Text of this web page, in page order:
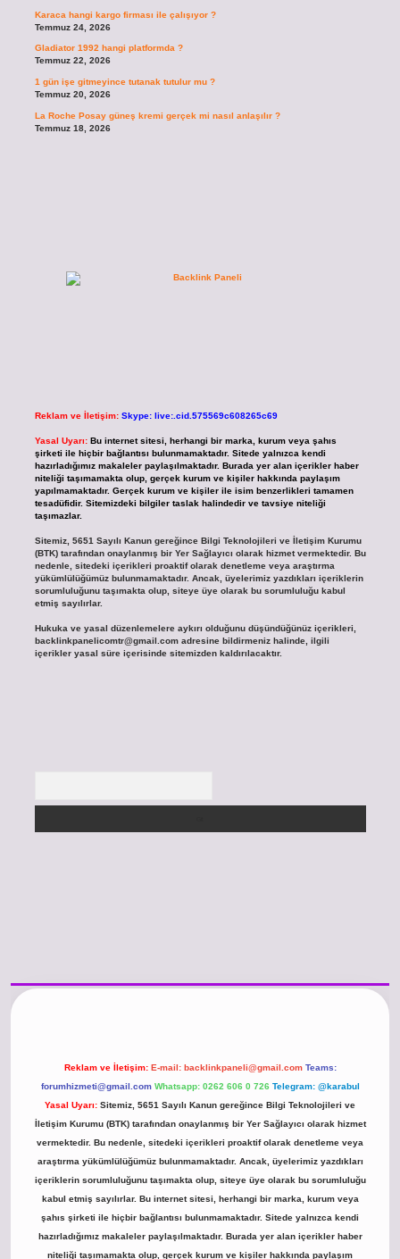
Karaca hangi kargo firması ile çalışıyor ?
Temmuz 24, 2026
Gladiator 1992 hangi platformda ?
Temmuz 22, 2026
1 gün işe gitmeyince tutanak tutulur mu ?
Temmuz 20, 2026
La Roche Posay güneş kremi gerçek mi nasıl anlaşılır ?
Temmuz 18, 2026
Reklam ve İletişim: Skype: live:.cid.575569c608265c69
Yasal Uyarı: Bu internet sitesi, herhangi bir marka, kurum veya şahıs
şirketi ile hiçbir bağlantısı bulunmamaktadır. Sitede yalnızca kendi
hazırladığımız makaleler paylaşılmaktadır. Burada yer alan içerikler haber
niteliği taşımamakta olup, gerçek kurum ve kişiler hakkında paylaşım
yapılmamaktadır. Gerçek kurum ve kişiler ile isim benzerlikleri tamamen
tesadüfidir. Sitemizdeki bilgiler taslak halindedir ve tavsiye niteliği
taşımazlar.
Sitemiz, 5651 Sayılı Kanun gereğince Bilgi Teknolojileri ve İletişim Kurumu
(BTK) tarafından onaylanmış bir Yer Sağlayıcı olarak hizmet vermektedir. Bu
nedenle, sitedeki içerikleri proaktif olarak denetleme veya araştırma
yükümlülüğümüz bulunmamaktadır. Ancak, üyelerimiz yazdıkları içeriklerin
sorumluluğunu taşımakta olup, siteye üye olarak bu sorumluluğu kabul
etmiş sayılırlar.
Hukuka ve yasal düzenlemelere aykırı olduğunu düşündüğünüz içerikleri,
backlinkpanelicomtr@gmail.comadresine bildirmeniz halinde, ilgili
içerikler yasal süre içerisinde sitemizden kaldırılacaktır.
Reklam ve İletişim: E-mail: backlinkpaneli@gmail.com Teams:
forumhizmeti@gmail.com Whatsapp: 0262 606 0 726 Telegram: @karabul
Yasal Uyarı: Sitemiz, 5651 Sayılı Kanun gereğince Bilgi Teknolojileri ve
İletişim Kurumu (BTK) tarafından onaylanmış bir Yer Sağlayıcı olarak hizmet
vermektedir. Bu nedenle, sitedeki içerikleri proaktif olarak denetleme veya
araştırma yükümlülüğümüz bulunmamaktadır. Ancak, üyelerimiz yazdıkları
içeriklerin sorumluluğunu taşımakta olup, siteye üye olarak bu sorumluluğu
kabul etmiş sayılırlar. Bu internet sitesi, herhangi bir marka, kurum veya
şahıs şirketi ile hiçbir bağlantısı bulunmamaktadır. Sitede yalnızca kendi
hazırladığımız makaleler paylaşılmaktadır. Burada yer alan içerikler haber
niteliği taşımamakta olup, gerçek kurum ve kişiler hakkında paylaşım